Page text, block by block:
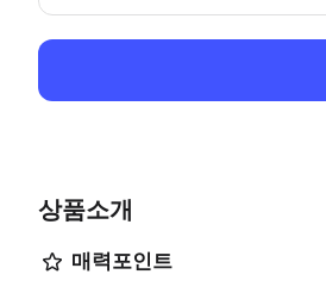
상품소개
매력포인트